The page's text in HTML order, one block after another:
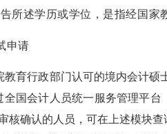
述学历或学位，是指经国家教
申请
教育行政部门认可的境内会计
全国会计人员统一服务管理平台
核确认的人员，可在上述模块查